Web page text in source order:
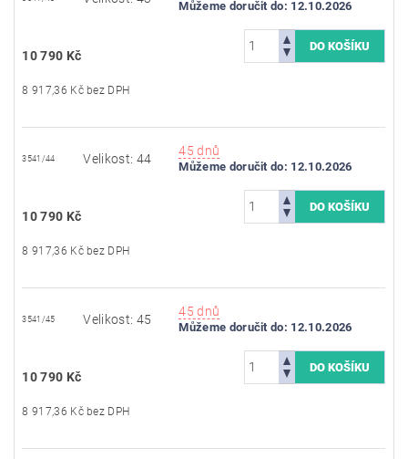
Můžeme doručit do: 12.10.2026
10 790 Kč
8 917,36 Kč bez DPH
3541/44 Velikost: 44
45 dnů
Můžeme doručit do: 12.10.2026
10 790 Kč
8 917,36 Kč bez DPH
3541/45 Velikost: 45
45 dnů
Můžeme doručit do: 12.10.2026
10 790 Kč
8 917,36 Kč bez DPH